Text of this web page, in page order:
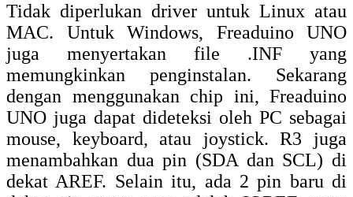
Tidak diperlukan driver untuk Linux atau
MAC.
Untuk Windows, Freaduino UNO
juga menyertakan file .INF yang
memungkinkan penginstalan.
Sekarang
dengan menggunakan chip ini, Freaduino
UNO juga dapat dideteksi oleh PC sebagai
mouse, keyboard, atau joystick. R3 juga
menambahkan dua pin (SDA dan SCL) di
dekat AREF. Selain itu, ada 2 pin baru di